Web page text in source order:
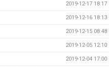
2019-12-17 18:17
2019-12-16 18:13
2019-12-15 08:48
2019-12-05 12:10
2019-12-04 17:00